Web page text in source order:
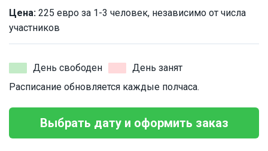
Цена: 225 евро за 1-3 человек, независимо от числа
участников
День свободен
День занят
Расписание обновляется каждые полчаса.
Выбрать дату и оформить заказ